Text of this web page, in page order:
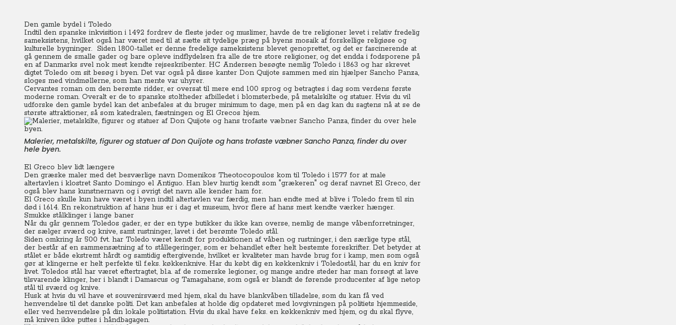
Den gamle bydel i Toledo
Indtil den spanske inkvisition i 1492 fordrev de fleste jøder og muslimer, havde de tre religioner levet i relativ fredelig
sameksistens, hvilket også har været med til at sætte sit tydelige præg på byens mosaik af forskellige religiøse og
kulturelle bygninger. Siden 1800-tallet er denne fredelige sameksistens blevet genoprettet, og det er fascinerende at
gå gennem de smalle gader og bare opleve indflydelsen fra alle de tre store religioner, og det endda i fodsporene på
en af Danmarks svel nok mest kendte rejseskribenter. HC Andersen besøgte nemlig Toledo i 1863 og har skrevet
digtet Toledo om sit besøg i byen. Det var også på disse kanter Don Quijote sammen med sin hjælper Sancho Panza,
sloges med vindmøllerne, som han mente var uhyrer.
Cervantes roman om den berømte ridder, er oversat til mere end 100 sprog og betragtes i dag som verdens første
moderne roman. Overalt er de to spanske stoltheder afbilledet i blomsterbede, på metalskilte og statuer. Hvis du vil
udforske den gamle bydel kan det anbefales at du bruger minimum to dage, men på en dag kan du sagtens nå at se de
største attraktioner, så som katedralen, fæstningen og El Grecos hjem.
Malerier, metalskilte, figurer og statuer af Don Quijote og hans trofaste væbner Sancho Panza, finder du over
hele byen.
El Greco blev lidt længere
Den græske maler med det besværlige navn Domenikos Theotocopoulos kom til Toledo i 1577 for at male
altertavlen i klostret Santo Domingo el Antiguo. Han blev hurtig kendt som "grækeren" og deraf navnet El Greco, der
også blev hans kunstnernavn og i øvrigt det navn alle kender ham for.
El Greco skulle kun have været i byen indtil altertavlen var færdig, men han endte med at blive i Toledo frem til sin
død i 1614. En rekonstruktion af hans hus er i dag et museum, hvor flere af hans mest kendte værker hænger.
Smukke stålklinger i lange baner
Når du går gennem Toledos gader, er der en type butikker du ikke kan overse, nemlig de mange våbenforretninger,
der sælger sværd og knive, samt rustninger, lavet i det berømte Toledo stål.
Siden omkring år 500 fvt. har Toledo været kendt for produktionen af våben og rustninger, i den særlige type stål,
der består af en sammensætning af to stållegeringer, som er behandlet efter helt bestemte foreskrifter. Det betyder at
stålet er både ekstremt hårdt og samtidig eftergivende, hvilket er kvaliteter man havde brug for i kamp, men som også
gør at klingerne er helt perfekte til f.eks. køkkenknive. Har du købt dig en køkkenkniv i Toledostål, har du en kniv for
livet. Toledos stål har været eftertragtet, bl.a. af de romerske legioner, og mange andre steder har man forsøgt at lave
tilsvarende klinger, her i blandt i Damascus og Tamagahane, som også er blandt de førende producenter af lige netop
stål til sværd og knive.
Husk at hvis du vil have et souvenirsværd med hjem, skal du have blankvåben tilladelse, som du kan få ved
henvendelse til det danske politi. Det kan anbefales at holde dig opdateret med lovgivningen på politiets hjemmeside,
eller ved henvendelse på din lokale politistation. Hvis du skal have f.eks. en køkkenkniv med hjem, og du skal flyve,
må kniven ikke puttes i håndbagagen.